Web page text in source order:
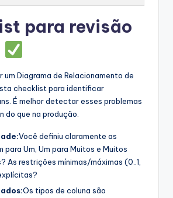
para revisão
um Diagrama de Relacionamento de
checklist para identificar
É melhor detectar esses problemas
do que na produção.
Você definiu claramente as
para Um, Um para Muitos e Muitos
As restrições mínimas/máximas (0..1,
Os tipos de coluna são